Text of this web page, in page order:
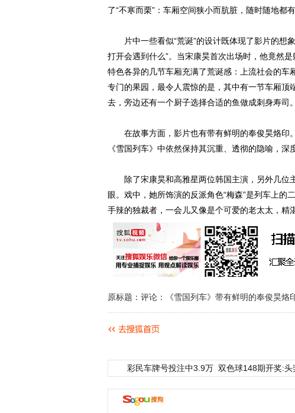
了“不寒而栗”：车厢空间狭小而肮脏，随时随地都
片中一些看似“荒诞”的设计既体现了影片的想
打开会遇到什么”。当宋康昊首次出场时，他竟然
特色各异的几节车厢充满了荒诞感：上流社会的
专门的果园，最令人震惊的是，其中有一节车厢
去，旁边还有一个厨子选择合适的鱼做成刺身寿司。
在故事方面，影片也有带有鲜明的奉俊昊烙印
《雪国列车》中依然保持其沉重、透彻的隐喻，深
除了宋康昊和高雅星两位韩国主演，另外几位
眼。戏中，她所饰演的反派角色“梅森”是列车上的
手辣的独裁者，一会儿又像是个可爱的老太太，精
原标题：评论：《雪国列车》带有鲜明的奉俊昊烙
彩民车牌号投注中3.9万 双色球148期开奖: